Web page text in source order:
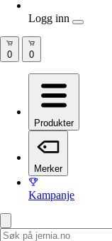
Produkter
Merker
Kampanje